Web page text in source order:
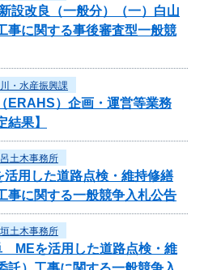
設改良（一般分）（一）白山
に関する事後審査型一般競
・水産振興課
ERAHS）企画・運営等業務
果】
土木事務所
活用した道路点検・維持修繕
事に関する一般競争入札公告
土木事務所
MEを活用した道路点検・維